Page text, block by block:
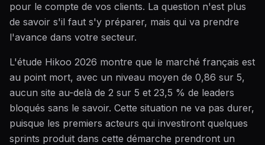
pour le compte de vos clients. La question n'est plus
de savoir s'il faut s'y préparer, mais qui va prendre
l'avance dans votre secteur.
L'étude Hikoo 2026 montre que le marché français est
au point mort, avec un niveau moyen de 0,86 sur 5,
aucun site au-delà de 2 sur 5 et 23,5 % de leaders
bloqués sans le savoir. Cette situation ne va pas durer,
puisque les premiers acteurs qui investiront quelques
sprints produit dans cette démarche prendront un